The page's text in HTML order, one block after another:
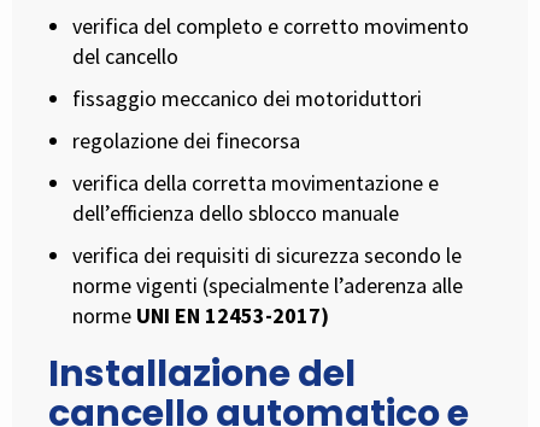
verifica del completo e corretto movimento
del cancello
fissaggio meccanico dei motoriduttori
regolazione dei finecorsa
verifica della corretta movimentazione e
dell’efficienza dello sblocco manuale
verifica dei requisiti di sicurezza secondo le
norme vigenti (specialmente l’aderenza alle
norme UNI EN 12453-2017)
Installazione del
cancello automatico e